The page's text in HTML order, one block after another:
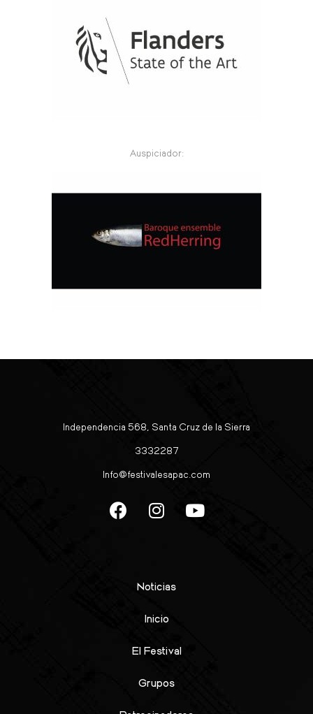
Auspiciador:
Independencia 568, Santa Cruz de la Sierra
3332287
Info@festivalesapac.com
Noticias
Inicio
El Festival
Grupos